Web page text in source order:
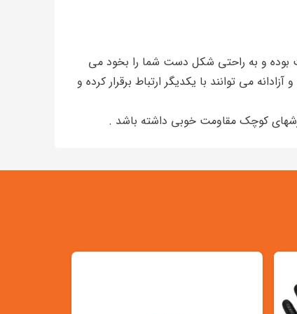
بوده و به راحتی شکل دست شما را بخود می
می توانند با یکدیگر ارتباط برقرار کرده و
کوچک مقاومت خوبی داشته باشد .